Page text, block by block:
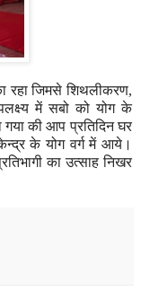
रहा जिमसे शिथलीकरण,
में सबो को योग के
गया की आप प्रतिदिन घर
के योग वर्ग में आये।
का उत्साह निखर